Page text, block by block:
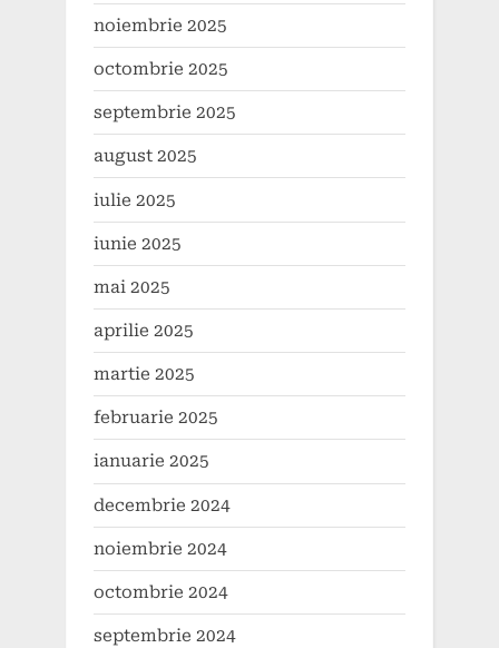
noiembrie 2025
octombrie 2025
septembrie 2025
august 2025
iulie 2025
iunie 2025
mai 2025
aprilie 2025
martie 2025
februarie 2025
ianuarie 2025
decembrie 2024
noiembrie 2024
octombrie 2024
septembrie 2024